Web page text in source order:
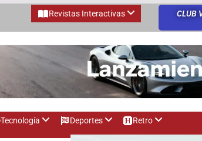
Revistas Interactivas CLUB
Tecnología Deportes Retro